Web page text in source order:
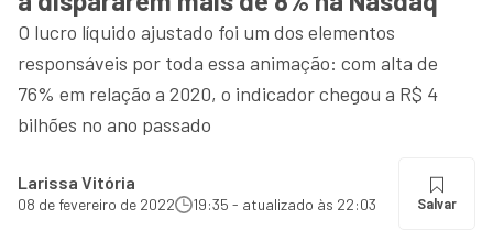
O lucro líquido ajustado foi um dos elementos
responsáveis por toda essa animação: com alta de
76% em relação a 2020, o indicador chegou a R$ 4
bilhões no ano passado
Larissa Vitória
08 de fevereiro de 2022 19:35 - atualizado às 22:03 Salvar